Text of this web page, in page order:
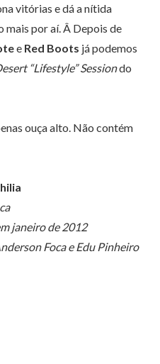
vitórias e dá a nítida
mais por aí. Â Depois de
e Red Boots já podemos
“Lifestyle” Sessiondo
ouça alto. Não contém
janeiro de 2012
Foca e Edu Pinheiro